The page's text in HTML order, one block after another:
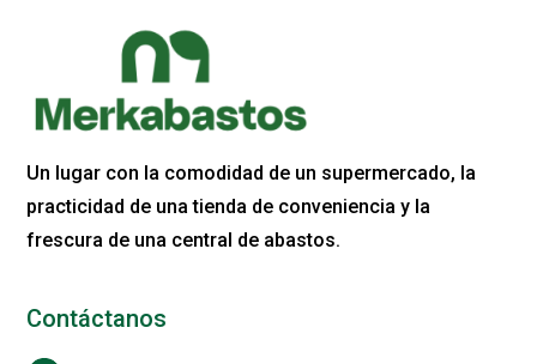
Un lugar con la comodidad de un supermercado, la
practicidad de una tienda de conveniencia y la
frescura de una central de abastos.
Contáctanos